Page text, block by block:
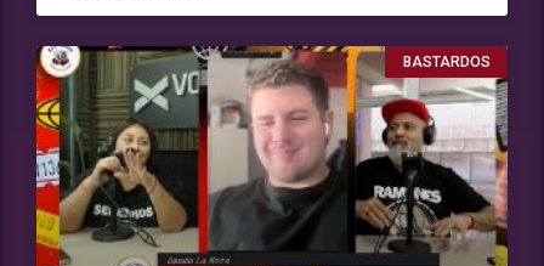
BASTARDOS